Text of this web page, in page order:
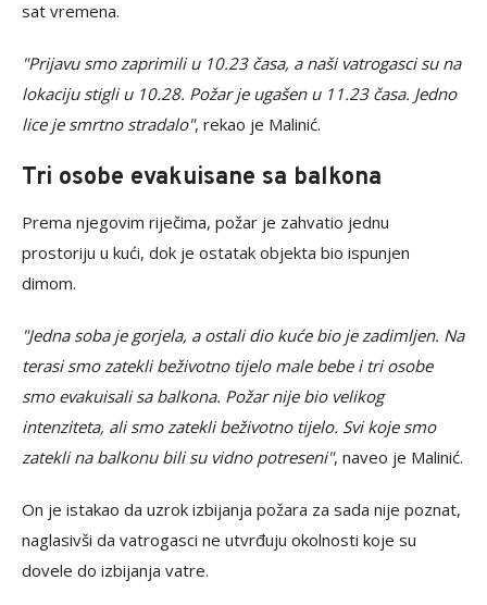
sat vremena.
"Prijavu smo zaprimili u 10.23 časa, a naši vatrogasci su na
lokaciju stigli u 10.28. Požar je ugašen u 11.23 časa. Jedno
lice je smrtno stradalo", rekao je Malinić.
Tri osobe evakuisane sa balkona
Prema njegovim riječima, požar je zahvatio jednu
prostoriju u kući, dok je ostatak objekta bio ispunjen
dimom.
"Jedna soba je gorjela, a ostali dio kuće bio je zadimljen. Na
terasi smo zatekli beživotno tijelo male bebe i tri osobe
smo evakuisali sa balkona. Požar nije bio velikog
intenziteta, ali smo zatekli beživotno tijelo. Svi koje smo
zatekli na balkonu bili su vidno potreseni", naveo je Malinić.
On je istakao da uzrok izbijanja požara za sada nije poznat,
naglasivši da vatrogasci ne utvrđuju okolnosti koje su
dovele do izbijanja vatre.